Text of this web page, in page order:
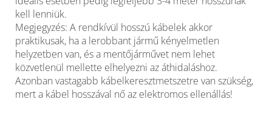
kell lenniük.
Megjegyzés: A rendkívül hosszú kábelek akkor
praktikusak, ha a lerobbant jármű kényelmetlen
helyzetben van, és a mentőjárművet nem lehet
közvetlenül mellette elhelyezni az áthidaláshoz.
Azonban vastagabb kábelkeresztmetszetre van szükség,
mert a kábel hosszával nő az elektromos ellenállás!